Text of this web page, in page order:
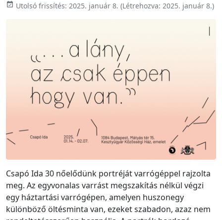
 Utolsó frissítés: 2025. január 8. (Létrehozva: 2025. január 8.)
Csapó Ida 30 nőelődünk portréját varrógéppel rajzolta
meg. Az egyvonalas varrást megszakítás nélkül végzi
egy háztartási varrógépen, amelyen huszonegy
különböző öltésminta van, ezeket szabadon, azaz nem